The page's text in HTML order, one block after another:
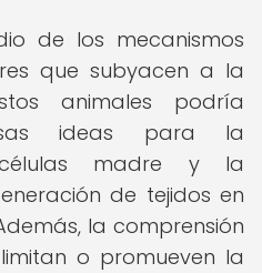
de los mecanismos
que subyacen a la
animales podría
ideas para la
madre y la
de tejidos en
la comprensión
o promueven la